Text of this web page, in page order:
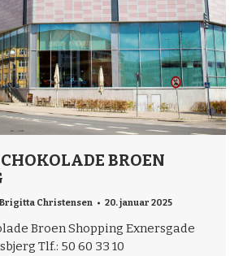
BROEN
Brigitta Christensen 20. januar 2025
Broen Shopping Exnersgade
Tlf.: 50 60 33 10